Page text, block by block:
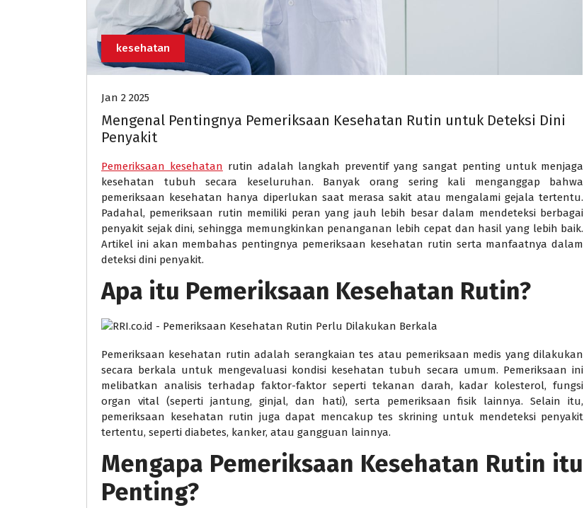
kesehatan
Jan 2 2025
Mengenal Pentingnya Pemeriksaan Kesehatan Rutin untuk Deteksi Dini
Penyakit
Pemeriksaan kesehatan rutin adalah langkah preventif yang sangat penting untuk menjaga
kesehatan tubuh secara keseluruhan. Banyak orang sering kali menganggap bahwa
pemeriksaan kesehatan hanya diperlukan saat merasa sakit atau mengalami gejala tertentu.
Padahal, pemeriksaan rutin memiliki peran yang jauh lebih besar dalam mendeteksi berbagai
penyakit sejak dini, sehingga memungkinkan penanganan lebih cepat dan hasil yang lebih baik.
Artikel ini akan membahas pentingnya pemeriksaan kesehatan rutin serta manfaatnya dalam
deteksi dini penyakit.
Apa itu Pemeriksaan Kesehatan Rutin?
Pemeriksaan kesehatan rutin adalah serangkaian tes atau pemeriksaan medis yang dilakukan
secara berkala untuk mengevaluasi kondisi kesehatan tubuh secara umum. Pemeriksaan ini
melibatkan analisis terhadap faktor-faktor seperti tekanan darah, kadar kolesterol, fungsi
organ vital (seperti jantung, ginjal, dan hati), serta pemeriksaan fisik lainnya. Selain itu,
pemeriksaan kesehatan rutin juga dapat mencakup tes skrining untuk mendeteksi penyakit
tertentu, seperti diabetes, kanker, atau gangguan lainnya.
Mengapa Pemeriksaan Kesehatan Rutin itu
Penting?